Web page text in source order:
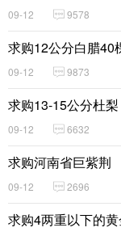
09-12 9578
求购12公分白腊40
09-12 9873
求购13-15公分杜梨
09-12 6632
求购河南省巨紫荆
09-12 2696
求购4两重以下的